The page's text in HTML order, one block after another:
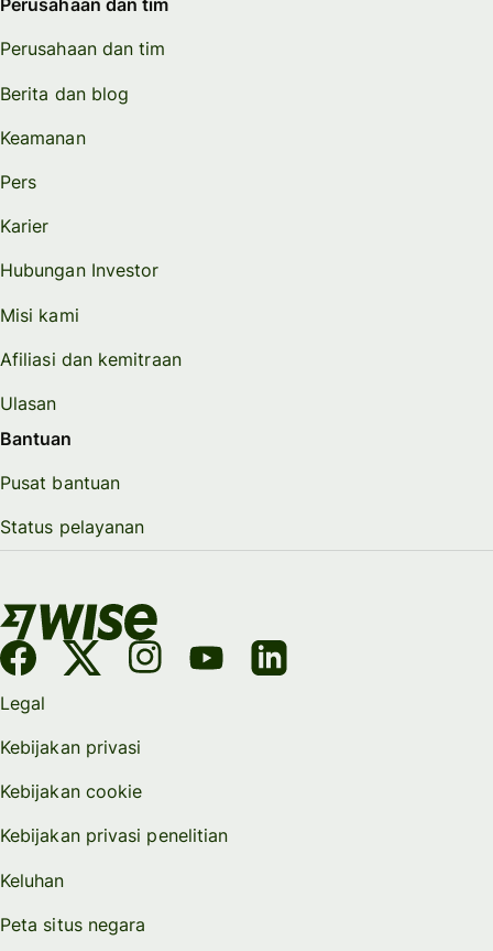
Perusahaan dan tim
Perusahaan dan tim
Berita dan blog
Keamanan
Pers
Karier
Hubungan Investor
Misi kami
Afiliasi dan kemitraan
Ulasan
Bantuan
Pusat bantuan
Status pelayanan
Legal
Kebijakan privasi
Kebijakan cookie
Kebijakan privasi penelitian
Keluhan
Peta situs negara